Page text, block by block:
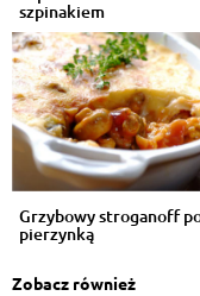
szpinakiem
Grzybowy stroganoff
pierzynką
Zobacz również